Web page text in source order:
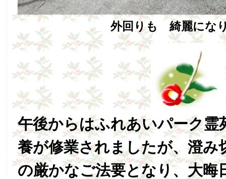
外回りも 綺麗にな
午後からはふれあいパーク霊
養が修業されましたが、澄み
の厳かなご法要となり、大晦